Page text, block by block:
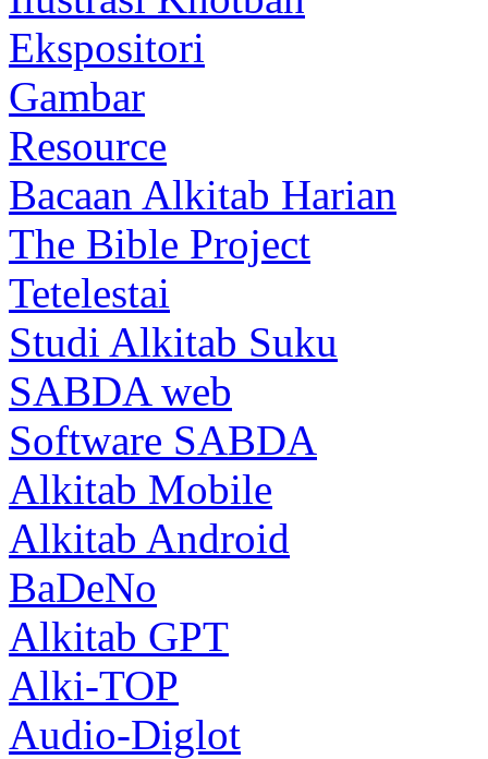
Ekspositori
Gambar
Resource
Bacaan Alkitab Harian
The Bible Project
Tetelestai
Studi Alkitab Suku
SABDA web
Software SABDA
Alkitab Mobile
Alkitab Android
BaDeNo
Alkitab GPT
Alki-TOP
Audio-Diglot